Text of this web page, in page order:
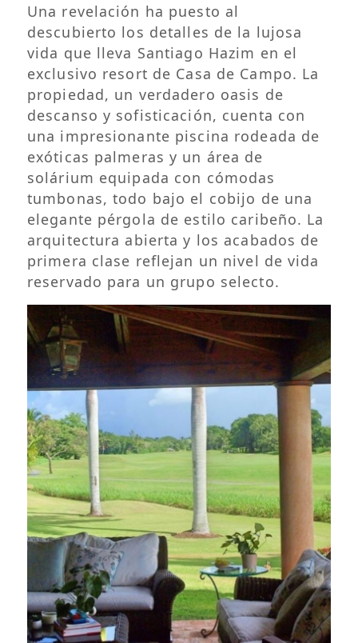
Una revelación ha puesto al
descubierto los detalles de la lujosa
vida que lleva Santiago Hazim en el
exclusivo resort de Casa de Campo. La
propiedad, un verdadero oasis de
descanso y sofisticación, cuenta con
una impresionante piscina rodeada de
exóticas palmeras y un área de
solárium equipada con cómodas
tumbonas, todo bajo el cobijo de una
elegante pérgola de estilo caribeño. La
arquitectura abierta y los acabados de
primera clase reflejan un nivel de vida
reservado para un grupo selecto.